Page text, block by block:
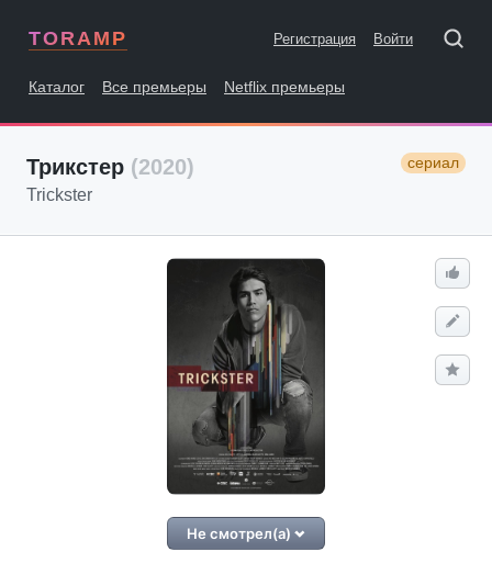
TORAMP Регистрация Войти
Каталог Все премьеры Netflix премьеры
Трикстер (2020) сериал
Trickster
Не смотрел(а)